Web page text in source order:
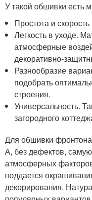
У такой обшивки есть
Простота и
Легкость в уходе.
атмосферные
декоративно-
Разнообразие
подобрать
строения.
Универсальность.
загородного
Для обшивки
А, без дефектов,
атмосферных
поддается
декорирования.